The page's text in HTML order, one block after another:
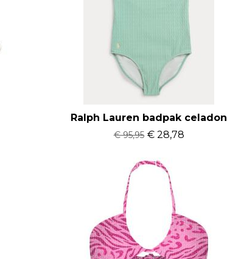
Ralph Lauren badpak celadon
€ 95,95 € 28,78